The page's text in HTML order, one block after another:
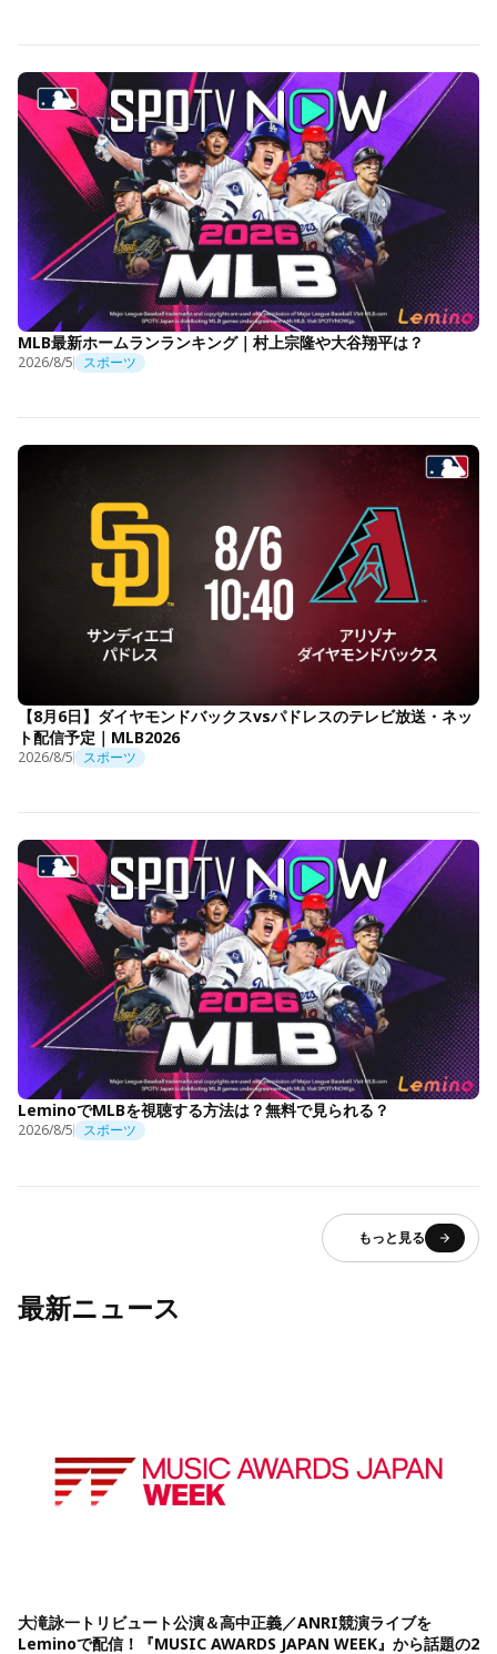
MLB最新ホームランランキング｜村上宗隆や大谷翔平は？
2026/8/5 スポーツ
【8月6日】ダイヤモンドバックスvsパドレスのテレビ放送・ネッ
ト配信予定｜MLB2026
2026/8/5 スポーツ
LeminoでMLBを視聴する方法は？無料で見られる？
2026/8/5 スポーツ
もっと見る
最新ニュース
大滝詠一トリビュート公演＆高中正義／ANRI競演ライブを
Leminoで配信！『MUSIC AWARDS JAPAN WEEK』から話題の2